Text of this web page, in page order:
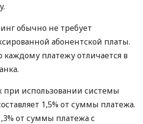
обычно не требует
абонентской платы.
каждому платежу отличается в
при использовании системы
1,5% от суммы платежа.
от суммы платежа с